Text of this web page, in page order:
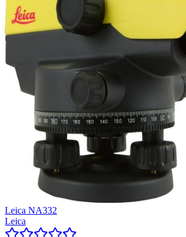
Leica NA332
Leica